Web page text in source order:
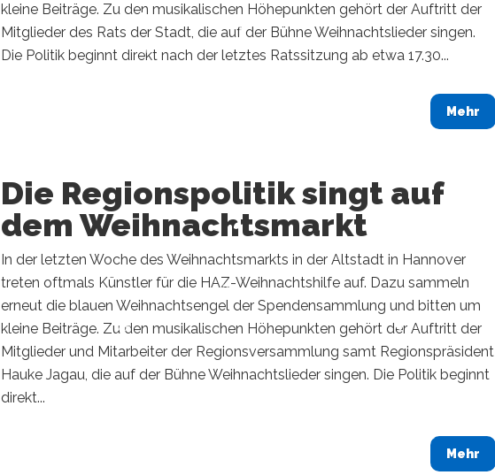
kleine Beiträge. Zu den musikalischen Höhepunkten gehört der Auftritt der
Mitglieder des Rats der Stadt, die auf der Bühne Weihnachtslieder singen.
Die Politik beginnt direkt nach der letztes Ratssitzung ab etwa 17.30...
Mehr
Die Regionspolitik singt auf
dem Weihnachtsmarkt
In der letzten Woche des Weihnachtsmarkts in der Altstadt in Hannover
treten oftmals Künstler für die HAZ-Weihnachtshilfe auf. Dazu sammeln
erneut die blauen Weihnachtsengel der Spendensammlung und bitten um
kleine Beiträge. Zu den musikalischen Höhepunkten gehört der Auftritt der
Mitglieder und Mitarbeiter der Regionsversammlung samt Regionspräsident
Hauke Jagau, die auf der Bühne Weihnachtslieder singen. Die Politik beginnt
direkt...
Mehr